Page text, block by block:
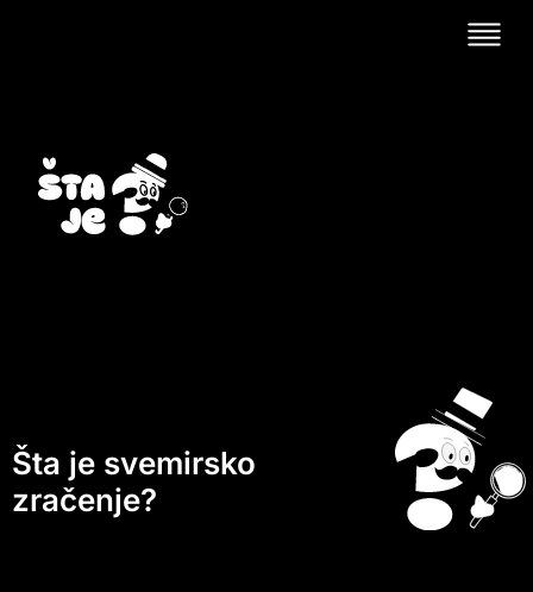
Šta je svemirsko
zračenje?